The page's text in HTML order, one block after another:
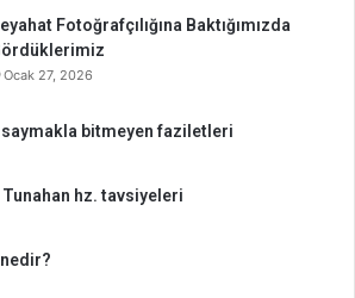
Fotoğrafçılığına Baktığımızda
Ocak 27, 2026
bitmeyen faziletleri
hz. tavsiyeleri